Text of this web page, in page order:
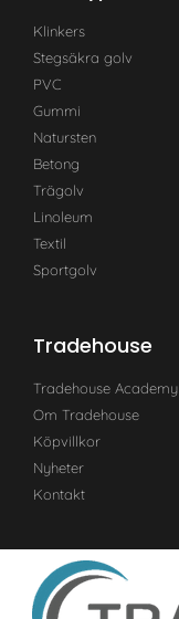
Klinkers
Stegsäkra golv
PVC
Gummi
Natursten
Betong
Trägolv
Linoleum
Textil
Sportgolv
Tradehouse
Tradehouse Academy
Om Tradehouse
Köpvillkor
Nyheter
Kontakt